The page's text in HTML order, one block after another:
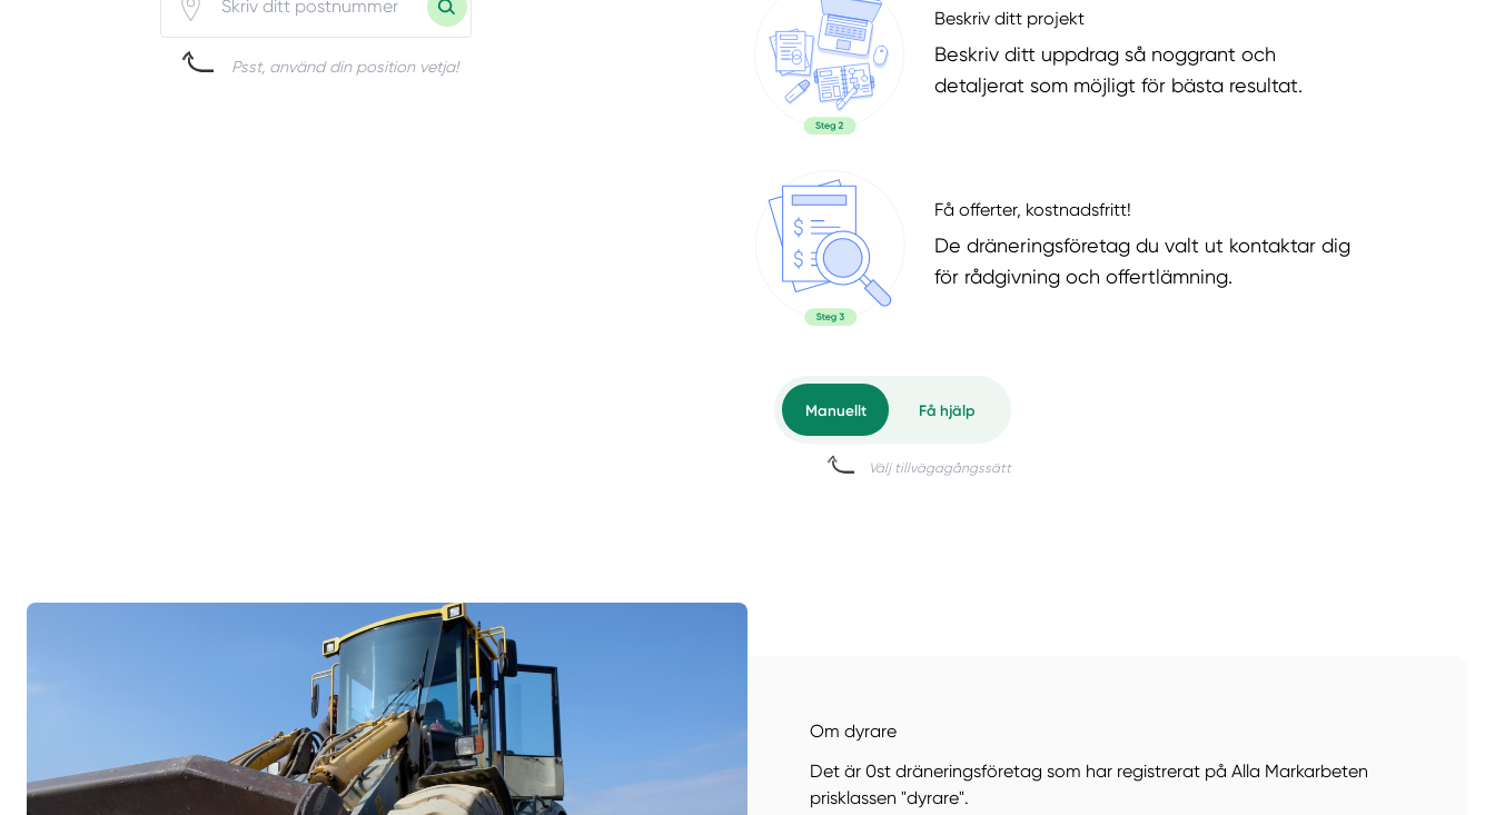
Psst, använd din position vetja!
Beskriv ditt projekt
Beskriv ditt uppdrag så noggrant och
detaljerat som möjligt för bästa resultat.
Få offerter, kostnadsfritt!
De dräneringsföretag du valt ut kontaktar dig
för rådgivning och offertlämning.
Om dyrare
Det är 0st dräneringsföretag som har registrerat på Alla Markarbeten
prisklassen "dyrare".